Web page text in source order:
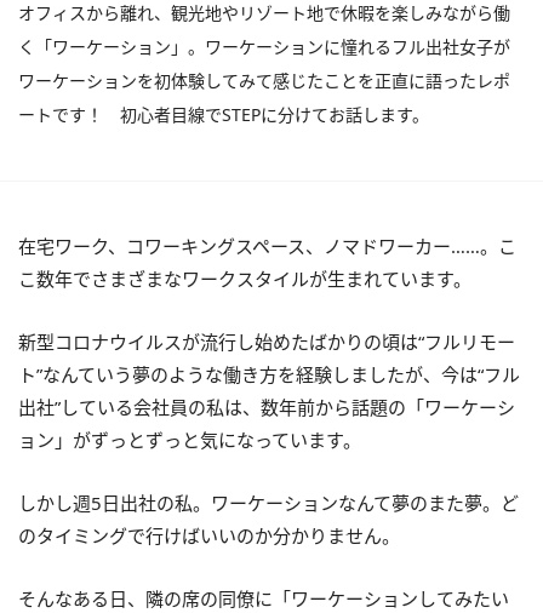
オフィスから離れ、観光地やリゾート地で休暇を楽しみながら働
く「ワーケーション」。ワーケーションに憧れるフル出社女子が
ワーケーションを初体験してみて感じたことを正直に語ったレポ
ートです！ 初心者目線でSTEPに分けてお話します。
在宅ワーク、コワーキングスペース、ノマドワーカー……。こ
こ数年でさまざまなワークスタイルが生まれています。
新型コロナウイルスが流行し始めたばかりの頃は“フルリモー
ト”なんていう夢のような働き方を経験しましたが、今は“フル
出社”している会社員の私は、数年前から話題の「ワーケーシ
ョン」がずっとずっと気になっています。
しかし週5日出社の私。ワーケーションなんて夢のまた夢。ど
のタイミングで行けばいいのか分かりません。
そんなある日、隣の席の同僚に「ワーケーションしてみたい